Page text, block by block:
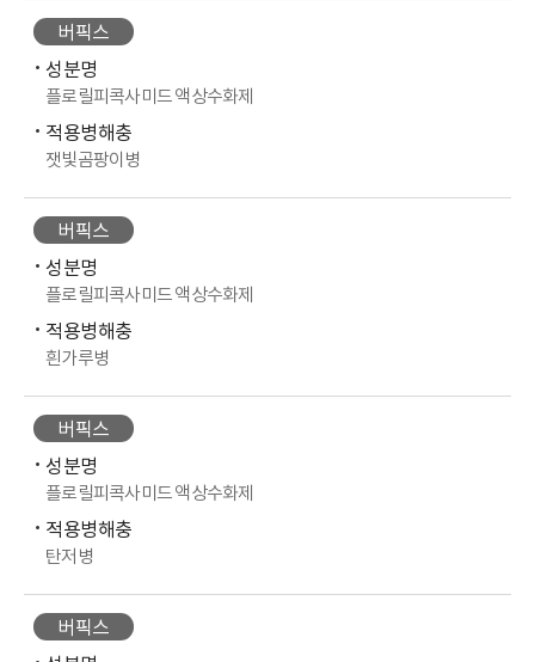
버픽스
성분명
플로릴피콕사미드 액상수화제
적용병해충
잿빛곰팡이병
버픽스
성분명
플로릴피콕사미드 액상수화제
적용병해충
흰가루병
버픽스
성분명
플로릴피콕사미드 액상수화제
적용병해충
탄저병
버픽스